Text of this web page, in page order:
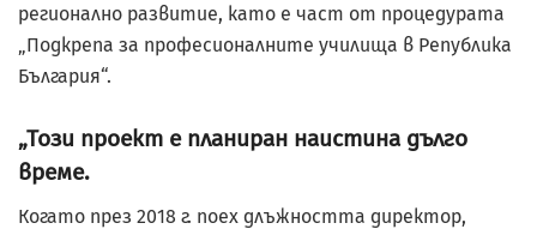
регионално развитие, като е част от процедурата
„Подкрепа за професионалните училища в Република
България“.
„Този проект е планиран наистина дълго
време.
Когато през 2018 г. поех длъжността директор,